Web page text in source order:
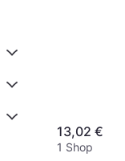
13,02 €
1 Shop